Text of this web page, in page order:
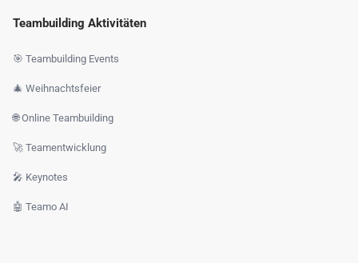
Teambuilding Aktivitäten
🎯 Teambuilding Events
🎄 Weihnachtsfeier
🌐 Online Teambuilding
🚀 Teamentwicklung
🎤 Keynotes
🤖 Teamo AI